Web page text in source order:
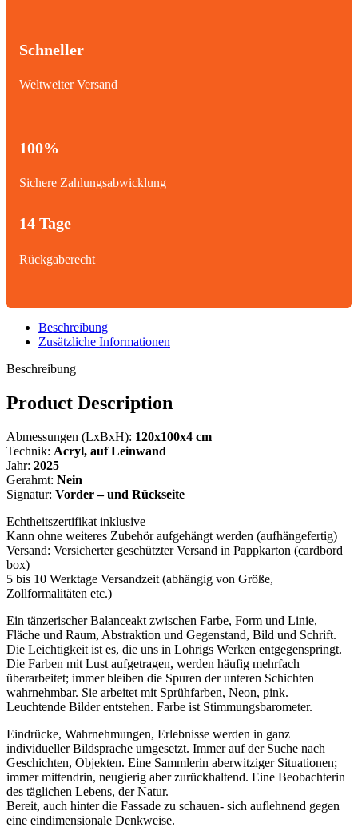
Schneller
Weltweiter Versand
100%
Sichere Zahlungsabwicklung
14 Tage
Rückgaberecht
Beschreibung
Zusätzliche Informationen
Beschreibung
Product Description
Abmessungen (LxBxH): 120x100x4 cm
Technik: Acryl, auf Leinwand
Jahr: 2025
Gerahmt: Nein
Signatur: Vorder – und Rückseite
Echtheitszertifikat inklusive
Kann ohne weiteres Zubehör aufgehängt werden (aufhängefertig)
Versand: Versicherter geschützter Versand in Pappkarton (cardbord
box)
5 bis 10 Werktage Versandzeit (abhängig von Größe,
Zollformalitäten etc.)
Ein tänzerischer Balanceakt zwischen Farbe, Form und Linie,
Fläche und Raum, Abstraktion und Gegenstand, Bild und Schrift.
Die Leichtigkeit ist es, die uns in Lohrigs Werken entgegenspringt.
Die Farben mit Lust aufgetragen, werden häufig mehrfach
überarbeitet; immer bleiben die Spuren der unteren Schichten
wahrnehmbar. Sie arbeitet mit Sprühfarben, Neon, pink.
Leuchtende Bilder entstehen. Farbe ist Stimmungsbarometer.
Eindrücke, Wahrnehmungen, Erlebnisse werden in ganz
individueller Bildsprache umgesetzt. Immer auf der Suche nach
Geschichten, Objekten. Eine Sammlerin aberwitziger Situationen;
immer mittendrin, neugierig aber zurückhaltend. Eine Beobachterin
des täglichen Lebens, der Natur.
Bereit, auch hinter die Fassade zu schauen- sich auflehnend gegen
eine eindimensionale Denkweise.